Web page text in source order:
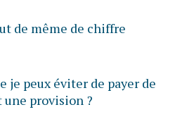
de même de chiffre
je peux éviter de payer de
provision ?